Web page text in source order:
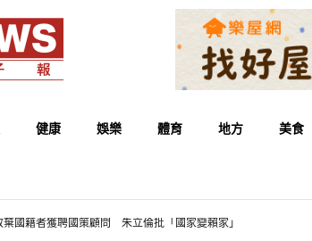
健康 娛樂 體育 地方 美食
棄國籍者獲聘國策顧問 朱立倫批「國家變賴家」